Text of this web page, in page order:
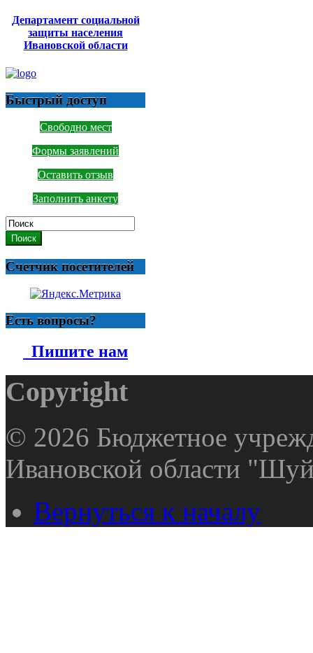
Департамент социальной
защиты населения
Ивановской области
Быстрый доступ
Свободно мест
Формы заявлений
Оставить отзыв
Заполнить анкету
Поиск
Счетчик посетителей
Есть вопросы?
Пишите нам
Copyright
© 2026 Бюджетное
Ивановской области
Вернуться к началу